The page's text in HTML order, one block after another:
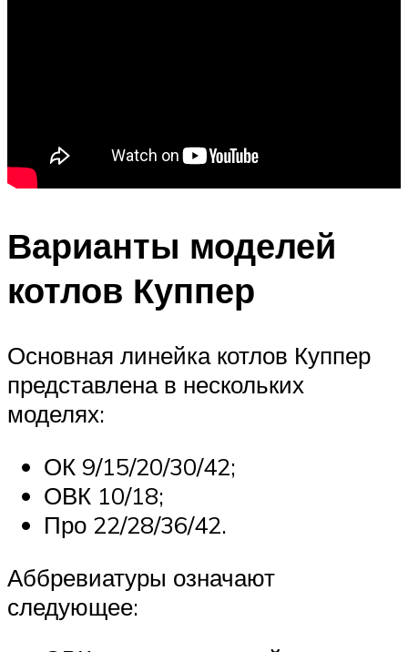
Варианты моделей
котлов Куппер
Основная линейка котлов Куппер
представлена в нескольких
моделях:
ОК 9/15/20/30/42;
ОВК 10/18;
Про 22/28/36/42.
Аббревиатуры означают
следующее: